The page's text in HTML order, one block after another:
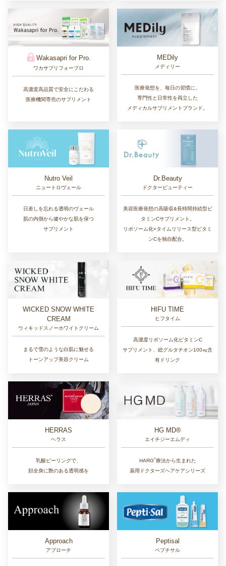
Wakasapri for Pro.
ワカサプリフォープロ
高濃度高品質で安全にこだわる
医療機関専売のサプリメント
MEDily
メディリー
医療発想を、毎日の習慣に。
専門性と日常性を両立した
メディカルサプリメントブランド。
Nutro Veil
ニュートロヴェール
日差しを忘れる透明のヴェール
肌の内側から健やかな肌を保つ
サプリメント
Dr.Beauty
ドクタービューティー
美容医療発想の高吸収&長時間持続型ビ
タミンCサプリメント。
リポソーム化×タイムリリース型ビタミ
ンCを独自配合。
WICKED SNOW WHITE
CREAM
ウィキッドスノーホワイトクリーム
まるで雪のような白肌に魅せる
トーンアップ美容クリーム
HIFU TIME
ヒフタイム
高濃度リポソーム化ビタミンC
サプリメント、総グルタチオン100㎎含
有ドリンク
HERRAS
ヘラス
乳酸ピーリングで、
顔全身に艶のある透明感を
HG MD®
エイチジーエムディ
HARG®︎療法から生まれた
薬用ドクターズヘアケアシリーズ
Approach
アプローチ
Peptisal
ペプチサル